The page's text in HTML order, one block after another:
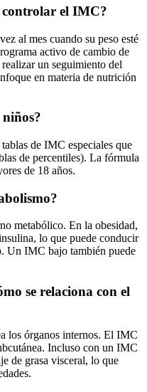
controlar el IMC?
al mes cuando su peso esté
activo de cambio de
un seguimiento del
en materia de nutrición
de IMC especiales que
de percentiles). La fórmula
de 18 años.
metabólico. En la obesidad,
lo que puede conducir
Un IMC bajo también puede
se relaciona con el
los órganos internos. El IMC
Incluso con un IMC
de grasa visceral, lo que